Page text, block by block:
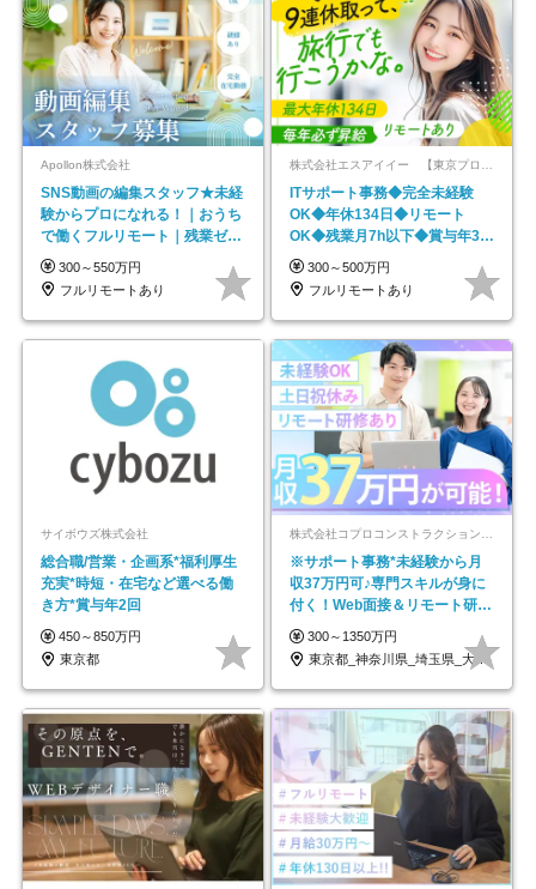
Apollon株式会社
SNS動画の編集スタッフ★未経
験からプロになれる！｜おうち
で働くフルリモート｜残業ゼロ
で18時退勤◎
300～550万円
フルリモートあり
ITサポート事務◆完全未経験
OK◆年休134日◆リモート
OK◆残業月7h以下◆賞与年3回
◆5年目まで必ず昇給
300～500万円
フルリモートあり
サイボウズ株式会社
総合職/営業・企画系*福利厚生
充実*時短・在宅など選べる働
き方*賞与年2回
450～850万円
東京都
※サポート事務*未経験から月
収37万円可♪専門スキルが身に
付く！Web面接＆リモート研修
も充実♪/a
300～1350万円
東京都_神奈川県_埼玉県_大阪府_愛知県…